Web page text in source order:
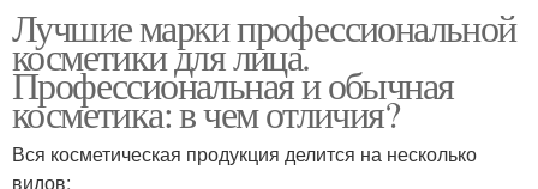
Лучшие марки профессиональной
косметики для лица.
Профессиональная и обычная
косметика: в чем отличия?
Вся косметическая продукция делится на несколько
видов: